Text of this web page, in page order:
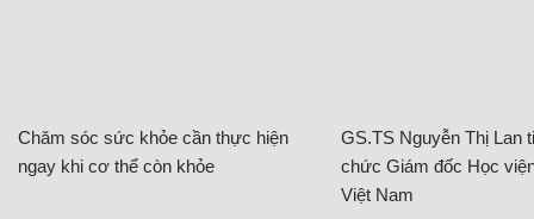
Chăm sóc sức khỏe cần thực hiện
ngay khi cơ thể còn khỏe
GS.TS Nguyễn Thị Lan
chức Giám đốc Học
Việt Nam